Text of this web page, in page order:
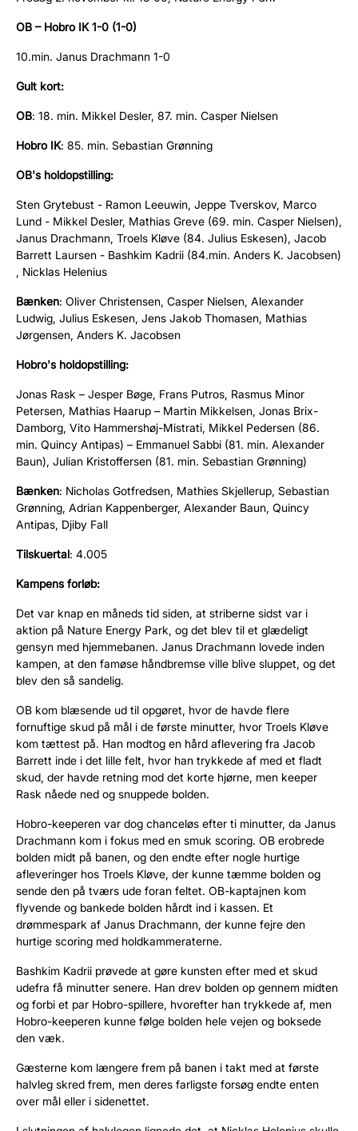
OB – Hobro IK 1-0 (1-0)
10.min. Janus Drachmann 1-0
Gult kort:
OB: 18. min. Mikkel Desler, 87. min. Casper Nielsen
Hobro IK: 85. min. Sebastian Grønning
OB's holdopstilling:
Sten Grytebust - Ramon Leeuwin, Jeppe Tverskov, Marco
Lund - Mikkel Desler, Mathias Greve (69. min. Casper Nielsen),
Janus Drachmann, Troels Kløve (84. Julius Eskesen), Jacob
Barrett Laursen - Bashkim Kadrii (84.min. Anders K. Jacobsen)
, Nicklas Helenius
Bænken: Oliver Christensen, Casper Nielsen, Alexander
Ludwig, Julius Eskesen, Jens Jakob Thomasen, Mathias
Jørgensen, Anders K. Jacobsen
Hobro's holdopstilling:
Jonas Rask – Jesper Bøge, Frans Putros, Rasmus Minor
Petersen, Mathias Haarup – Martin Mikkelsen, Jonas Brix-
Damborg, Vito Hammershøj-Mistrati, Mikkel Pedersen (86.
min. Quincy Antipas) – Emmanuel Sabbi (81. min. Alexander
Baun), Julian Kristoffersen (81. min. Sebastian Grønning)
Bænken: Nicholas Gotfredsen, Mathies Skjellerup, Sebastian
Grønning, Adrian Kappenberger, Alexander Baun, Quincy
Antipas, Djiby Fall
Tilskuertal: 4.005
Kampens forløb:
Det var knap en måneds tid siden, at striberne sidst var i
aktion på Nature Energy Park, og det blev til et glædeligt
gensyn med hjemmebanen. Janus Drachmann lovede inden
kampen, at den famøse håndbremse ville blive sluppet, og det
blev den så sandelig.
OB kom blæsende ud til opgøret, hvor de havde flere
fornuftige skud på mål i de første minutter, hvor Troels Kløve
kom tættest på. Han modtog en hård aflevering fra Jacob
Barrett inde i det lille felt, hvor han trykkede af med et fladt
skud, der havde retning mod det korte hjørne, men keeper
Rask nåede ned og snuppede bolden.
Hobro-keeperen var dog chanceløs efter ti minutter, da Janus
Drachmann kom i fokus med en smuk scoring. OB erobrede
bolden midt på banen, og den endte efter nogle hurtige
afleveringer hos Troels Kløve, der kunne tæmme bolden og
sende den på tværs ude foran feltet. OB-kaptajnen kom
flyvende og bankede bolden hårdt ind i kassen. Et
drømmespark af Janus Drachmann, der kunne fejre den
hurtige scoring med holdkammeraterne.
Bashkim Kadrii prøvede at gøre kunsten efter med et skud
udefra få minutter senere. Han drev bolden op gennem midten
og forbi et par Hobro-spillere, hvorefter han trykkede af, men
Hobro-keeperen kunne følge bolden hele vejen og boksede
den væk.
Gæsterne kom længere frem på banen i takt med at første
halvleg skred frem, men deres farligste forsøg endte enten
over mål eller i sidenettet.